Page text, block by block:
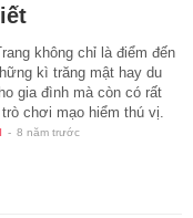
không chỉ là điểm đến
kì trăng mật hay du
gia đình mà còn có rất
trò chơi mạo hiểm thú vị.
- 8 năm trước